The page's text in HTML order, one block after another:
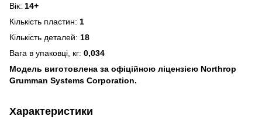
Вік: 14+
Кількість пластин: 1
Кількість деталей: 18
Вага в упаковці, кг: 0,034
Модель виготовлена за офіційною ліцензією Northrop
Grumman Systems Corporation.
Характеристики